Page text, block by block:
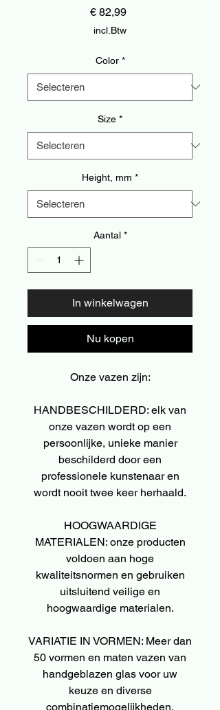
€ 82,99Prijs
incl.Btw
Color *
Size *
Height, mm *
Aantal *
In winkelwagen
Nu kopen
Onze vazen zijn:
HANDBESCHILDERD: elk van
onze vazen wordt op een
persoonlijke, unieke manier
beschilderd door een
professionele kunstenaar en
wordt nooit twee keer herhaald.
HOOGWAARDIGE
MATERIALEN: onze producten
voldoen aan hoge
kwaliteitsnormen en gebruiken
uitsluitend veilige en
hoogwaardige materialen.
VARIATIE IN VORMEN: Meer dan
50 vormen en maten vazen van
handgeblazen glas voor uw
keuze en diverse
combinatiemogelijkheden.